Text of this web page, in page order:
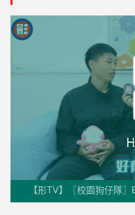
【形TV】〖校園狗仔隊